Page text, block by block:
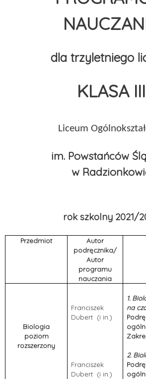
dla trzyletniego
KLASA III
Liceum
im. Powstańców
w
rok szkolny 2021/
Przedmiot
Autor
podręcznika/
Autor
programu
nauczania
Biologia
poziom
rozszerzony
Franciszek
Dubert (i in.)
Franciszek
Dubert (i in.)
1.
na
2.